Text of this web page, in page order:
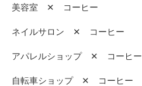
美容室 ✕ コーヒー
ネイルサロン ✕ コーヒー
アパレルショップ ✕ コーヒー
自転車ショップ ✕ コーヒー